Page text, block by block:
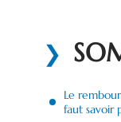
Le
faut savoir